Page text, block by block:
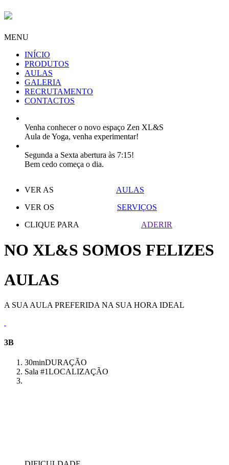
MENU
INÍCIO
PRODUTOS
AULAS
GALERIA
RECRUTAMENTO
CONTACTOS
Venha conhecer o novo espaço Zen XL&S
Aula de Yoga, venha experimentar!
Segunda a Sexta abertura às 7:15!
Bem cedo começa o dia.
VER AS
AULAS
VER OS
SERVIÇOS
CLIQUE PARA
ADERIR
NO XL&S SOMOS FELIZES
AULAS
A SUA AULA PREFERIDA NA SUA HORA IDEAL
3B
30minDURAÇÃO
Sala #1LOCALIZAÇÃO